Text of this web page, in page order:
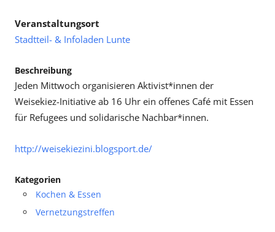
Veranstaltungsort
Stadtteil- & Infoladen Lunte
Beschreibung
Jeden Mittwoch organisieren Aktivist*innen der
Weisekiez-Initiative ab 16 Uhr ein offenes Café mit Essen
für Refugees und solidarische Nachbar*innen.
http://weisekiezini.blogsport.de/
Kategorien
Kochen & Essen
Vernetzungstreffen